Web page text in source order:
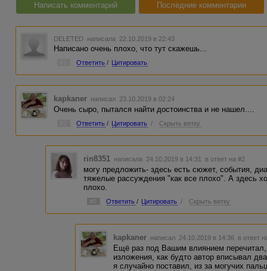
Написать комментарий Последние комментарии
DELETED написала 22.10.2019 в 22:43
Написано очень плохо, что тут скажешь...
Ответить / Цитировать
kapkaner написал 23.10.2019 в 02:24
Очень сыро, пытался найти достоинства и не нашел....
Ответить / Цитировать / Скрыть ветку
rin8351 написала 24.10.2019 в 14:31 в ответ на #2
могу предложить- здесь есть сюжет, события,
тяжелые рассуждения "как все плохо". А здесь
плохо.
Ответить / Цитировать / Скрыть ветку
kapkaner написал 24.10.2019 в 14:36 в ответ
Ещё раз под Вашим влиянием перечитал,
изложения, как будто автор вписывал
я случайно поставил, из за могучих